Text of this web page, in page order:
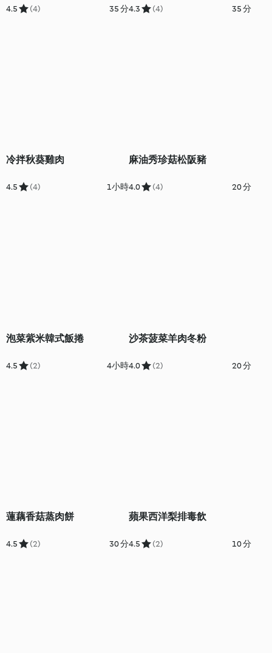
4.5 (4) 35 分4.3 (4) 35 分
冷拌秋葵雞肉
4.5 (4) 1小時
麻油秀珍菇松阪豬
4.0 (4) 20 分
泡菜紫米韓式飯捲
4.5 (2) 4小時
沙茶菠菜羊肉冬粉
4.0 (2) 20 分
蓮藕香菇蒸肉餅
4.5 (2) 30 分
蘋果西洋梨排毒飲
4.5 (2) 10 分